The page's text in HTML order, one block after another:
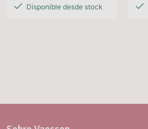
Disponible desde stock